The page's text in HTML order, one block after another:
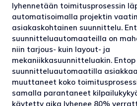
lyhennetään toimitusprosessin
automatisoimalla projektin
asiakaskohtainen suunnittelu.
suunnitteluautomaateilla on
niin tarjous- kuin layout- ja
mekaniikkasuunnitteluakin. Entop
suunnitteluautomaatilla
muuttaneet koko
samalla parantaneet
käytetty aika lyhenee 80%